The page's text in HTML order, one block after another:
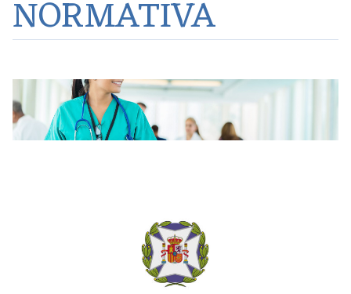
NORMATIVA